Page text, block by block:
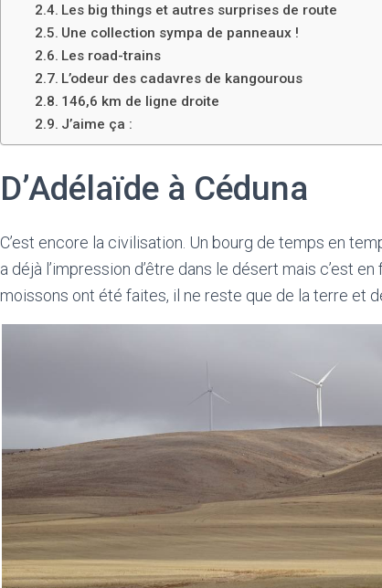
Les big things et autres surprises de route
Une collection sympa de panneaux !
Les road-trains
L’odeur des cadavres de kangourous
146,6 km de ligne droite
J’aime ça :
D’Adélaïde à Céduna
C’est encore la civilisation. Un bourg de temps en
a déjà l’impression d’être dans le désert mais c’est
moissons ont été faites, il ne reste que de la terre et